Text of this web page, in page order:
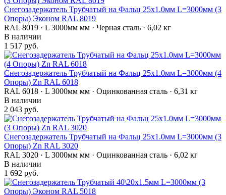
Снегозадержатель Трубчатый на Фальц 25х1.0мм L=3000мм (3
Опоры) Эконом RAL 8019
RAL 8019 · L 3000мм мм · Черная сталь · 6,02 кг
В наличии
1 517 руб.
Снегозадержатель Трубчатый на Фальц 25х1.0мм L=3000мм (4
Опоры) Zn RAL 6018
RAL 6018 · L 3000мм мм · Оцинкованная сталь · 6,31 кг
В наличии
2 043 руб.
Снегозадержатель Трубчатый на Фальц 25х1.0мм L=3000мм (3
Опоры) Zn RAL 3020
RAL 3020 · L 3000мм мм · Оцинкованная сталь · 6,02 кг
В наличии
1 692 руб.